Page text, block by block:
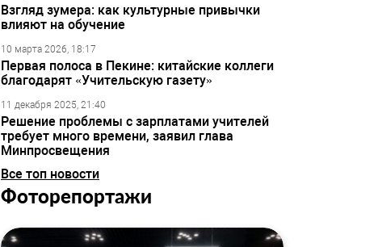
Взгляд зумера: как культурные привычки
влияют на обучение
10 марта 2026, 18:17
Первая полоса в Пекине: китайские коллеги
благодарят «Учительскую газету»
11 декабря 2025, 21:40
Решение проблемы с зарплатами учителей
требует много времени, заявил глава
Минпросвещения
Все топ новости
Фоторепортажи